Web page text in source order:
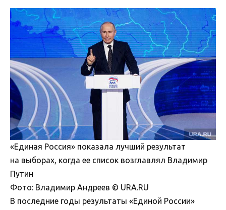
«Единая Россия» показала лучший результат
на выборах, когда ее список возглавлял Владимир
Путин
Фото: Владимир Андреев © URA.RU
В последние годы результаты «Единой России»